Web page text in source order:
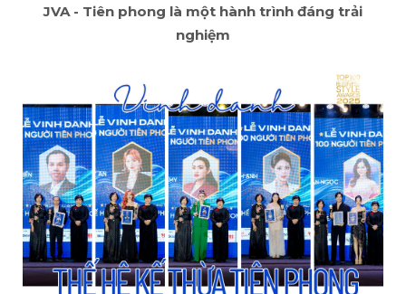
JVA - Tiên phong là một hành trình đáng trải
nghiệm